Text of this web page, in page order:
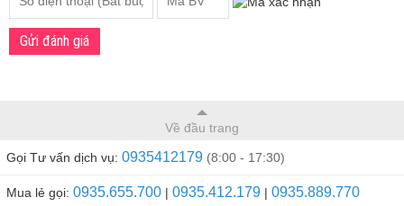
Gửi đánh giá
Về đầu trang
Gọi Tư vấn dịch vụ: 0935412179 (8:00 - 17:30)
Mua lẻ gọi: 0935.655.700 | 0935.412.179 | 0935.889.770